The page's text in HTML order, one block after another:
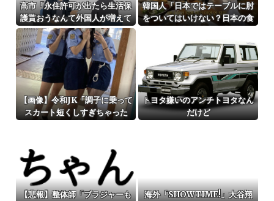
高市「永住許可が出たら生活保
護貰おうなんて外国人が増えて
は困る。日本人以上の水準のみ
許可」
韓国人「日本ではテーブルに肘
をついてはいけない？日本の食
て韓国人が衝撃！」→「これが
日本の食事マナーか？‥」
【画像】令和JK「調子に乗って
スカート短くしすぎちゃった
トヨタ嫌いのアンチトヨタなん
だけど
【悲報】整体師「ブラジャーも
海外「SHOWTIME!」大谷翔